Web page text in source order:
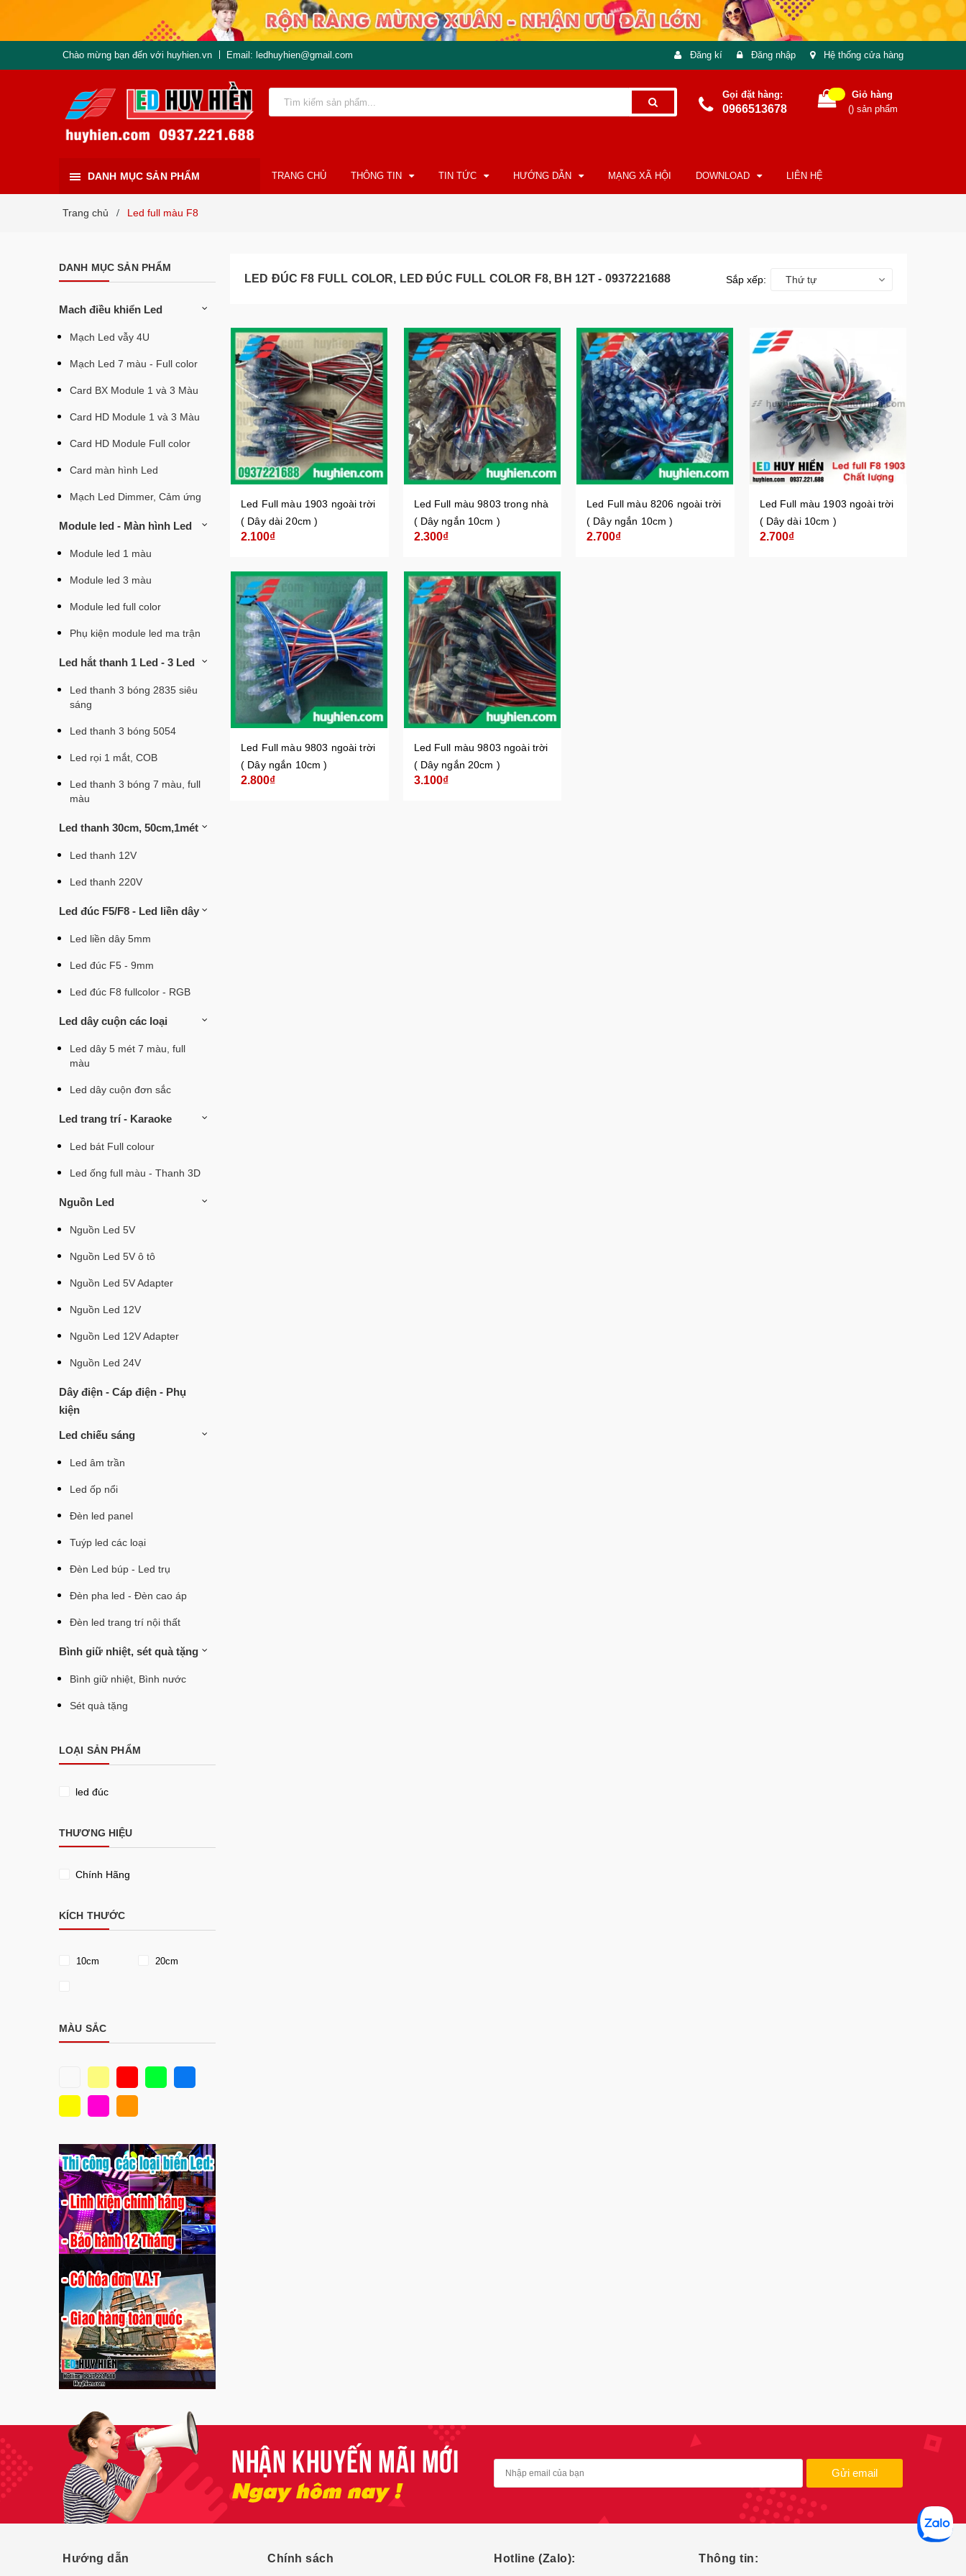
Chào mừng bạn đến với huyhien.vn Email: ledhuyhien@gmail.com Đăng kí Đăng nhập Hệ thống cửa hàng
Gọi đặt hàng:
0966513678
Giỏ hàng
() sản phẩm
DANH MỤC SẢN PHẨM TRANG CHỦ THÔNG TIN TIN TỨC HƯỚNG DẪN MẠNG XÃ HỘI DOWNLOAD LIÊN HỆ
Trang chủ / Led full màu F8
LED ĐÚC F8 FULL COLOR, LED ĐÚC FULL COLOR F8, BH 12T - 0937221688 Sắp xếp: Thứ tự
Led Full màu 1903 ngoài trời
( Dây dài 20cm )
2.100₫
Led Full màu 9803 trong nhà
( Dây ngắn 10cm )
2.300₫
Led Full màu 8206 ngoài trời
( Dây ngắn 10cm )
2.700₫
Led Full màu 1903 ngoài trời
( Dây dài 10cm )
2.700₫
Led Full màu 9803 ngoài trời
( Dây ngắn 10cm )
2.800₫
Led Full màu 9803 ngoài trời
( Dây ngắn 20cm )
3.100₫
DANH MỤC SẢN PHẨM
Mach điều khiển Led
Mạch Led vẫy 4U
Mạch Led 7 màu - Full color
Card BX Module 1 và 3 Màu
Card HD Module 1 và 3 Màu
Card HD Module Full color
Card màn hình Led
Mạch Led Dimmer, Cảm ứng
Module led - Màn hình Led
Module led 1 màu
Module led 3 màu
Module led full color
Phụ kiện module led ma trận
Led hắt thanh 1 Led - 3 Led
Led thanh 3 bóng 2835 siêu
sáng
Led thanh 3 bóng 5054
Led rọi 1 mắt, COB
Led thanh 3 bóng 7 màu, full
màu
Led thanh 30cm, 50cm,1mét
Led thanh 12V
Led thanh 220V
Led đúc F5/F8 - Led liền dây
Led liền dây 5mm
Led đúc F5 - 9mm
Led đúc F8 fullcolor - RGB
Led dây cuộn các loại
Led dây 5 mét 7 màu, full
màu
Led dây cuộn đơn sắc
Led trang trí - Karaoke
Led bát Full colour
Led ống full màu - Thanh 3D
Nguồn Led
Nguồn Led 5V
Nguồn Led 5V ô tô
Nguồn Led 5V Adapter
Nguồn Led 12V
Nguồn Led 12V Adapter
Nguồn Led 24V
Dây điện - Cáp điện - Phụ
kiện
Led chiếu sáng
Led âm trần
Led ốp nổi
Đèn led panel
Tuýp led các loại
Đèn Led búp - Led trụ
Đèn pha led - Đèn cao áp
Đèn led trang trí nội thất
Bình giữ nhiệt, sét quà tặng
Bình giữ nhiệt, Bình nước
Sét quà tặng
LOẠI SẢN PHẨM
led đúc
THƯƠNG HIỆU
Chính Hãng
KÍCH THƯỚC
10cm 20cm
MÀU SẮC
Gửi email
Hướng dẫn Chính sách Hotline (Zalo): Thông tin: